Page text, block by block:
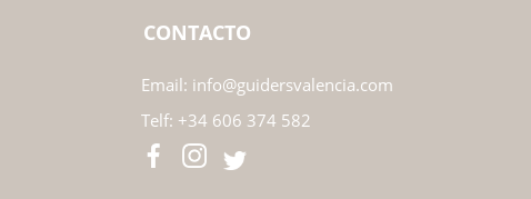
CONTACTO
Email: info@guidersvalencia.com
Telf: +34 606 374 582